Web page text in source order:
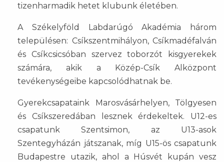
tizenharmadik hetet klubunk életében.
A Székelyföld Labdarúgó Akadémia három
településen: Csíkszentmihályon, Csíkmadéfalván
és Csíkcsicsóban szervez toborzót kisgyerekek
számára, akik a Közép-Csík Alközpont
tevékenységeibe kapcsolódhatnak be.
Gyerekcsapataink Marosvásárhelyen, Tölgyesen
és Csíkszeredában lesznek érdekeltek. U12-es
csapatunk Szentsimon, az U13-asok
Szentegyházán játszanak, míg U15-ös csapatunk
Budapestre utazik, ahol a Húsvét kupán vesz